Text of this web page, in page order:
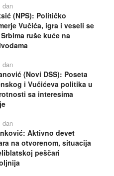
dan
(NPS): Političko
Vučića, igra i veseli se
ruše kuće na
dan
(Novi DSS): Poseta
i Vučićeva politika u
sa interesima
dan
Aktivno devet
na otvorenom, situacija
peščari